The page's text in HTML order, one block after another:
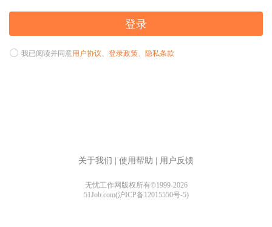
登录
我已阅读并同意用户协议、 登录政策、 隐私条款
关于我们 使用帮助 用户反馈
无忧工作网版权所有©1999-2026
51Job.com(沪ICP备12015550号-5)